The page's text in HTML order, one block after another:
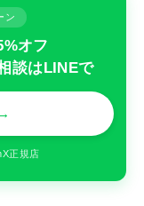
ン
オフ
談はLINEで
正規店